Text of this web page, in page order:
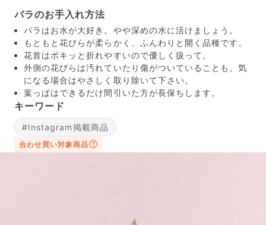
品を撮影したものです。お花は生き物なので、どうして
も色味やサイズ・咲き方に個体差はありますが、できる
だけ写真のイメージに近いものをお届けできるように人
の目でチェックをしています。
バラのお手入れ方法
バラはお水が大好き。やや深めの水に活けましょう。
もともと花びらが柔らかく、ふんわりと開く品種です。
花首はポキッと折れやすいので優しく扱って。
外側の花びらは汚れていたり傷がついていることも。気
になる場合はやさしく取り除いて下さい。
葉っぱはできるだけ間引いた方が長保ちします。
キーワード
#Instagram掲載商品
合わせ買い対象商品